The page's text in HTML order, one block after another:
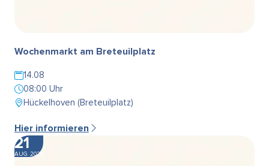
Wochenmarkt am Breteuilplatz
14.08
08:00 Uhr
Hückelhoven (Breteuilplatz)
Hier informieren
21
AUG. 2026